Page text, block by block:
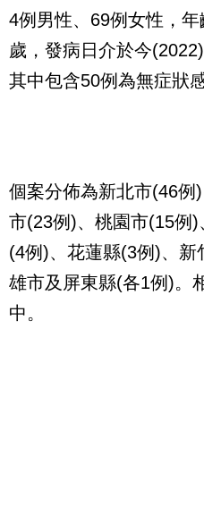
4例男性、69例女性，
歲，發病日介於今
其中包含50例為無症狀感
個案分佈為新北市(46例
市(23例)、桃園市(15例
(4例)、花蓮縣(3例)、
雄市及屏東縣(各1例)。
中。